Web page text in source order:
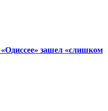
зашел «слишком